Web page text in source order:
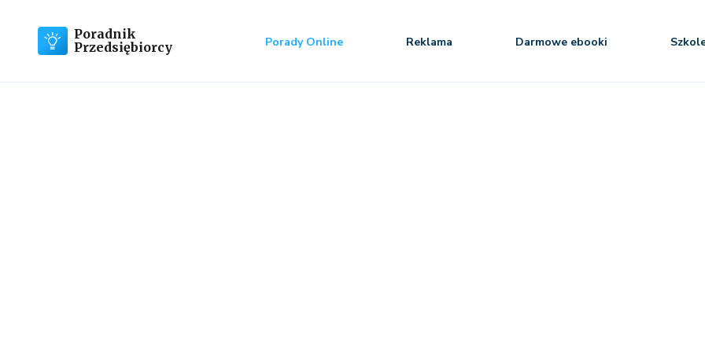
Poradnik
Przedsiębiorcy
Porady Online Reklama Darmowe ebooki